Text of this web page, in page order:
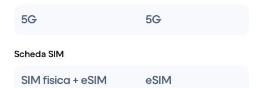
5G 5G
Scheda SIM
SIM fisica + eSIM eSIM